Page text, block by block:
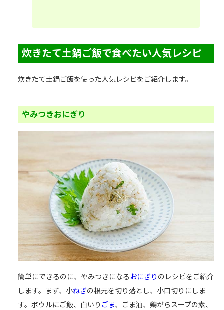
炊きたて土鍋ご飯で食べたい人気レシピ
炊きたて土鍋ご飯を使った人気レシピをご紹介します。
やみつきおにぎり
簡単にできるのに、やみつきになる おにぎり のレシピをご紹介
します。まず、小ねぎの根元を切り落とし、小口切りにしま
す。ボウルにご飯、白いり ごま、ごま油、鶏がらスープの素、